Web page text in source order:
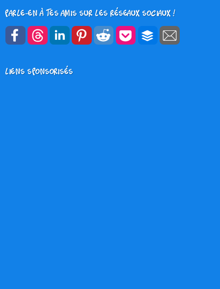
Parle-en à tes amis sur les réseaux sociaux !
Liens sponsorisés